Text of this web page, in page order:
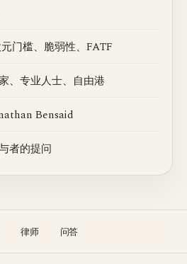
门槛、脆弱性、FATF
、专业人士、自由港
Bensaid
者的提问
律师 问答